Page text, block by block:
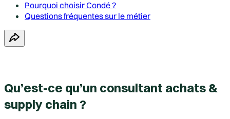
Pourquoi choisir Condé ?
Questions fréquentes sur le métier
Qu’est-ce qu’un consultant achats &
supply chain ?